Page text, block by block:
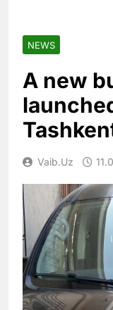
NEWS
A new
Vaib.uz